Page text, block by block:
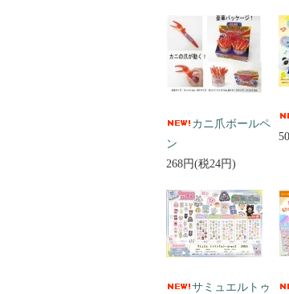
カニ爪ボールペ
ン
268円(税24円)
サミュエルトゥ